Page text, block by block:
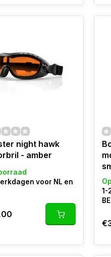
night hawk
- amber
voor NL en
1-
BE